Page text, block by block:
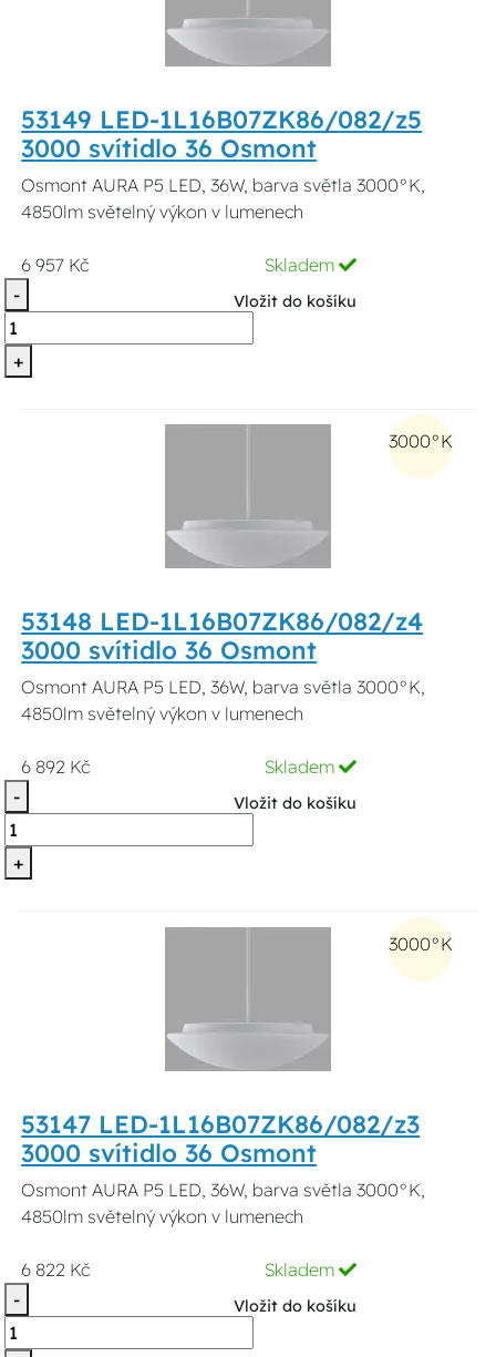
53149 LED-1L16B07ZK86/082/z5
3000 svítidlo 36 Osmont
Osmont AURA P5 LED, 36W, barva světla 3000°K,
4850lm světelný výkon v lumenech
6 957 Kč
Skladem
-
+
Vložit do košíku
3000°K
53148 LED-1L16B07ZK86/082/z4
3000 svítidlo 36 Osmont
Osmont AURA P5 LED, 36W, barva světla 3000°K,
4850lm světelný výkon v lumenech
6 892 Kč
Skladem
-
+
Vložit do košíku
3000°K
53147 LED-1L16B07ZK86/082/z3
3000 svítidlo 36 Osmont
Osmont AURA P5 LED, 36W, barva světla 3000°K,
4850lm světelný výkon v lumenech
6 822 Kč
Skladem
-
Vložit do košíku